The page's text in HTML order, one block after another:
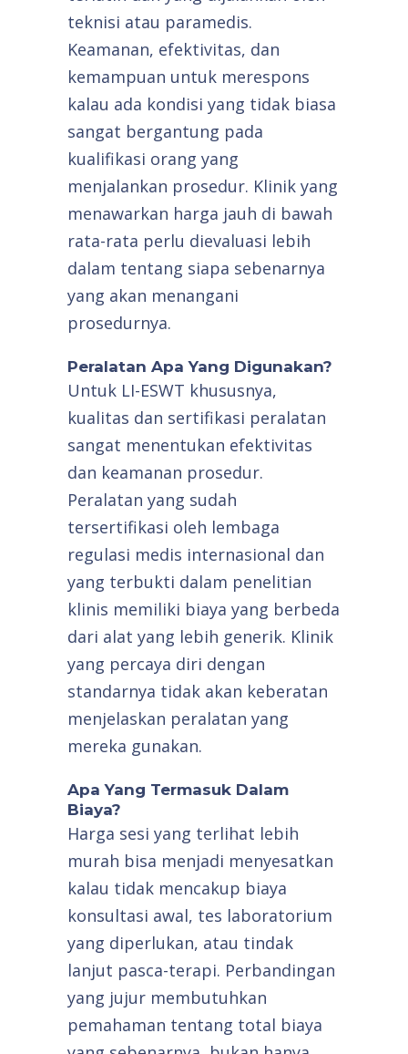
teknisi atau paramedis.
Keamanan, efektivitas, dan
kemampuan untuk merespons
kalau ada kondisi yang tidak biasa
sangat bergantung pada
kualifikasi orang yang
menjalankan prosedur. Klinik yang
menawarkan harga jauh di bawah
rata-rata perlu dievaluasi lebih
dalam tentang siapa sebenarnya
yang akan menangani
prosedurnya.
Peralatan Apa Yang Digunakan?
Untuk LI-ESWT khususnya,
kualitas dan sertifikasi peralatan
sangat menentukan efektivitas
dan keamanan prosedur.
Peralatan yang sudah
tersertifikasi oleh lembaga
regulasi medis internasional dan
yang terbukti dalam penelitian
klinis memiliki biaya yang berbeda
dari alat yang lebih generik. Klinik
yang percaya diri dengan
standarnya tidak akan keberatan
menjelaskan peralatan yang
mereka gunakan.
Apa Yang Termasuk Dalam
Biaya?
Harga sesi yang terlihat lebih
murah bisa menjadi menyesatkan
kalau tidak mencakup biaya
konsultasi awal, tes laboratorium
yang diperlukan, atau tindak
lanjut pasca-terapi. Perbandingan
yang jujur membutuhkan
pemahaman tentang total biaya